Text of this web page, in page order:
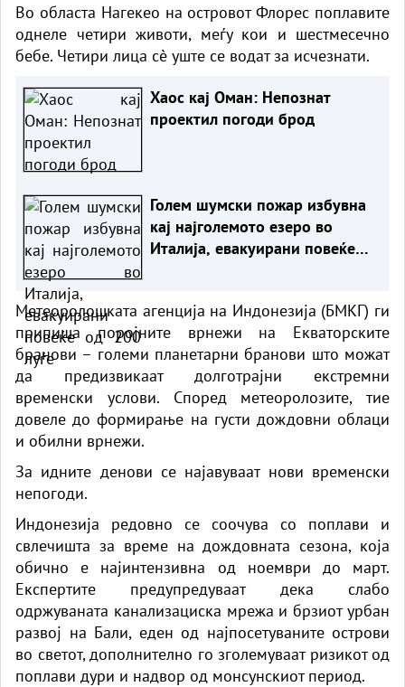
Во областа Нагекео на островот Флорес поплавите
однеле четири животи, меѓу кои и шестмесечно
бебе. Четири лица сè уште се водат за исчезнати.
Хаос кај Оман: Непознат
проектил погоди брод
Голем шумски пожар избувна
кај најголемото езеро во
Италија, евакуирани повеќе
Метеоролошката агенција на Индонезија (БМКГ) ги
припиша поројните врнежи на Екваторските
бранови – големи планетарни бранови што можат
да предизвикаат долготрајни екстремни
временски услови. Според метеоролозите, тие
довеле до формирање на густи дождовни облаци
и обилни врнежи.
За идните денови се најавуваат нови временски
непогоди.
Индонезија редовно се соочува со поплави и
свлечишта за време на дождовната сезона, која
обично е најинтензивна од ноември до март.
Експертите предупредуваат дека слабо
одржуваната канализациска мрежа и брзиот урбан
развој на Бали, еден од најпосетуваните острови
во светот, дополнително го зголемуваат ризикот од
поплави дури и надвор од монсунскиот период.